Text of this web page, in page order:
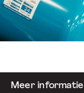
Meer informatie